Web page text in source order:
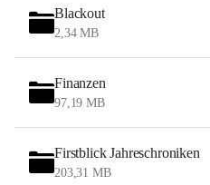
Blackout
2,34 MB
Finanzen
97,19 MB
Firstblick Jahreschroniken
203,31 MB